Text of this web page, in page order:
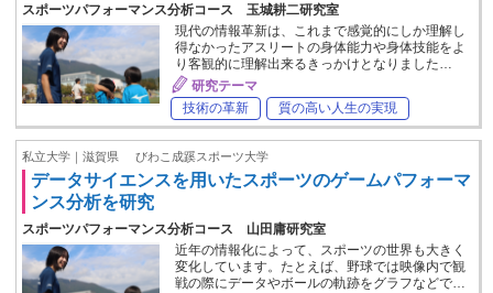
スポーツパフォーマンス分析コース 玉城耕二研究室
現代の情報革新は、これまで感覚的にしか理解し
得なかったアスリートの身体能力や身体技能をよ
り客観的に理解出来るきっかけとなりました…
研究テーマ
技術の革新
質の高い人生の実現
私立大学｜滋賀県 びわこ成蹊スポーツ大学
データサイエンスを用いたスポーツのゲームパフォーマ
ンス分析を研究
スポーツパフォーマンス分析コース 山田庸研究室
近年の情報化によって、スポーツの世界も大きく
変化しています。たとえば、野球では映像内で観
戦の際にデータやボールの軌跡をグラフなどで…